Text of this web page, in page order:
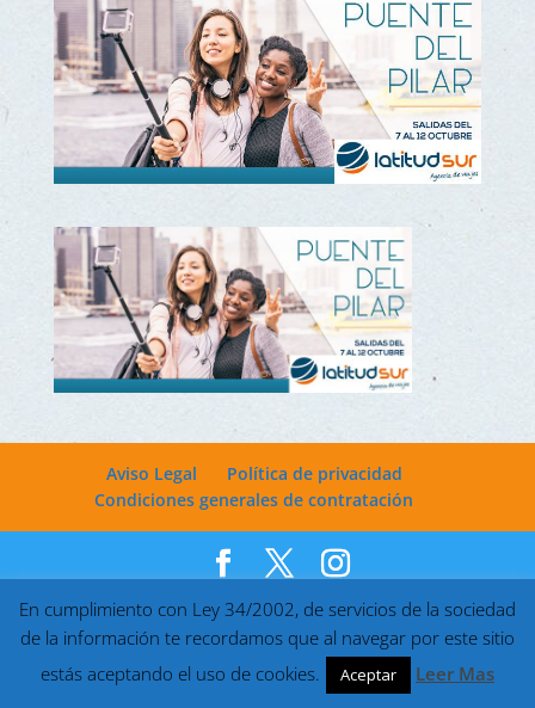
Aviso Legal
Política de privacidad
Condiciones generales de contratación
Desarrollado porMarkettools| Viajes Latitud Sur © 2022
En cumplimiento con Ley 34/2002, de servicios de la sociedad
de la información te recordamos que al navegar por este sitio
estás aceptando el uso de cookies.
Aceptar Leer Mas